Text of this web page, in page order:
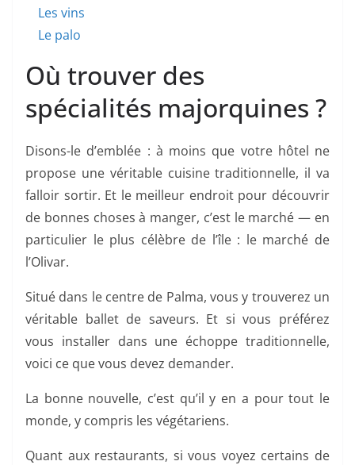
Les vins
Le palo
Où trouver des
spécialités majorquines ?
Disons-le d’emblée : à moins que votre hôtel ne
propose une véritable cuisine traditionnelle, il va
falloir sortir. Et le meilleur endroit pour découvrir
de bonnes choses à manger, c’est le marché — en
particulier le plus célèbre de l’île : le marché de
l’Olivar.
Situé dans le centre de Palma, vous y trouverez un
véritable ballet de saveurs. Et si vous préférez
vous installer dans une échoppe traditionnelle,
voici ce que vous devez demander.
La bonne nouvelle, c’est qu’il y en a pour tout le
monde, y compris les végétariens.
Quant aux restaurants, si vous voyez certains de